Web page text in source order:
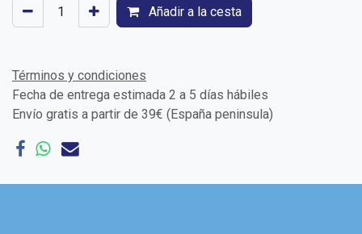
Añadir a la cesta
Términos y condiciones
Fecha de entrega estimada 2 a 5 días hábiles
Envío gratis a partir de 39€ (España peninsula)